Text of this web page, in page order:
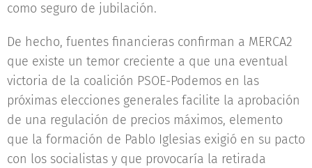
como seguro de jubilación.
De hecho, fuentes financieras confirman a MERCA2
que existe un temor creciente a que una eventual
victoria de la coalición PSOE-Podemos en las
próximas elecciones generales facilite la aprobación
de una regulación de precios máximos, elemento
que la formación de Pablo Iglesias exigió en su pacto
con los socialistas y que provocaría la retirada